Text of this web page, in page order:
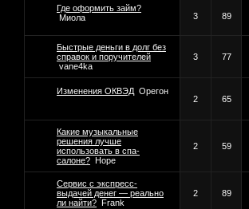
Где оформить займ?
Миола
3 89
Быстрые деньги в долг без
справок и поручителей
vane4ka
3 77
Изменения ОКВЭД Орегон
2
65
Какие музыкальные
решения лучше
использовать в спа-
салоне? Hope
2 59
Сервис с экспресс-
выдачей денег — реально
ли найти? Frank
2 89